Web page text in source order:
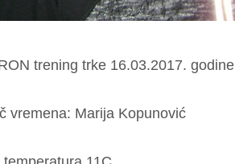
trening trke 16.03.2017. godine
vremena: Marija Kopunović